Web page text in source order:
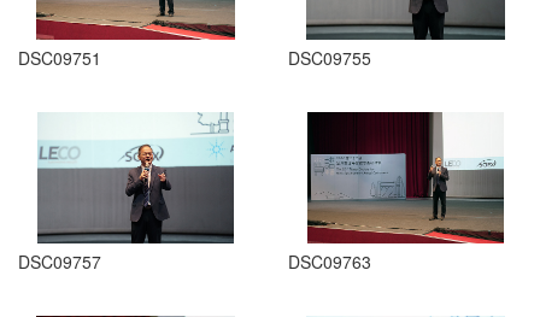
DSC09751 DSC09755
DSC09757 DSC09763